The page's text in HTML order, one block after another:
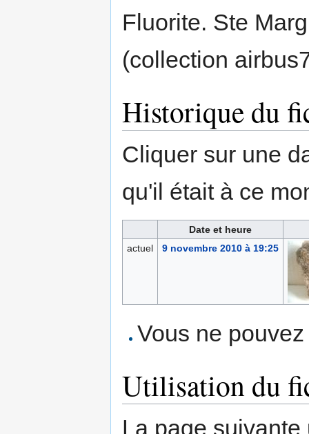
Fluorite. Ste
(collection
Historique du
Cliquer sur une
qu'il était à ce
Date et heure
actuel
9 novembre 2010 à 19:25
Vous ne
Utilisation du
La page